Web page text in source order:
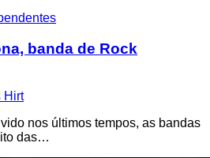
banda de Rock
Hirt
nos últimos tempos, as bandas
das…